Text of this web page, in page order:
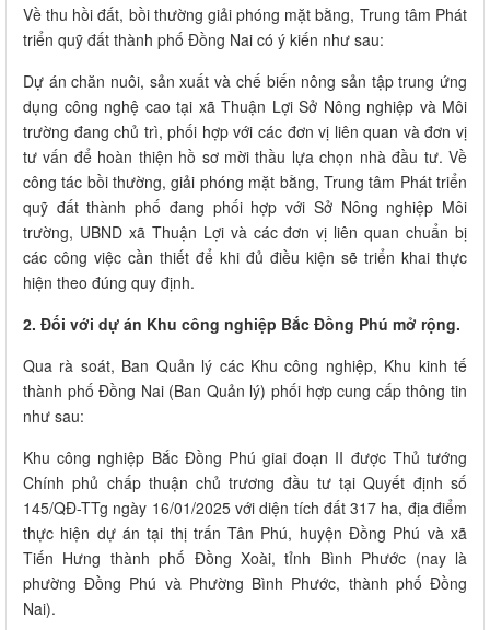
Về thu hồi đất, bồi thường giải phóng mặt bằng, Trung tâm Phát
triển quỹ đất thành phố Đồng Nai có ý kiến như sau:
Dự án chăn nuôi, sản xuất và chế biến nông sản tập trung ứng
dụng công nghệ cao tại xã Thuận Lợi Sở Nông nghiệp và Môi
trường đang chủ trì, phối hợp với các đơn vị liên quan và đơn vị
tư vấn để hoàn thiện hồ sơ mời thầu lựa chọn nhà đầu tư. Về
công tác bồi thường, giải phóng mặt bằng, Trung tâm Phát triển
quỹ đất thành phố đang phối hợp với Sở Nông nghiệp Môi
trường, UBND xã Thuận Lợi và các đơn vị liên quan chuẩn bị
các công việc cần thiết để khi đủ điều kiện sẽ triển khai thực
hiện theo đúng quy định.
2. Đối với dự án Khu công nghiệp Bắc Đồng Phú mở rộng.
Qua rà soát, Ban Quản lý các Khu công nghiệp, Khu kinh tế
thành phố Đồng Nai (Ban Quản lý) phối hợp cung cấp thông tin
như sau:
Khu công nghiệp Bắc Đồng Phú giai đoạn II được Thủ tướng
Chính phủ chấp thuận chủ trương đầu tư tại Quyết định số
145/QĐ-TTg ngày 16/01/2025 với diện tích đất 317 ha, địa điểm
thực hiện dự án tại thị trấn Tân Phú, huyện Đồng Phú và xã
Tiến Hưng thành phố Đồng Xoài, tỉnh Bình Phước (nay là
phường Đồng Phú và Phường Bình Phước, thành phố Đồng
Nai).